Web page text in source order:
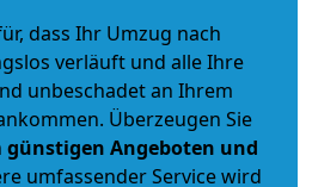
dass Ihr Umzug nach
verläuft und alle Ihre
unbeschadet an Ihrem
Überzeugen Sie
günstigen Angeboten und
umfassender Service wird